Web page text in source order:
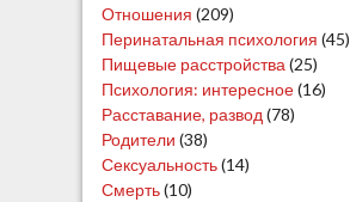
Отношения (209)
Перинатальная психология (45)
Пищевые расстройства (25)
Психология: интересное(16)
Расставание, развод (78)
Родители (38)
Сексуальность(14)
Смерть(10)